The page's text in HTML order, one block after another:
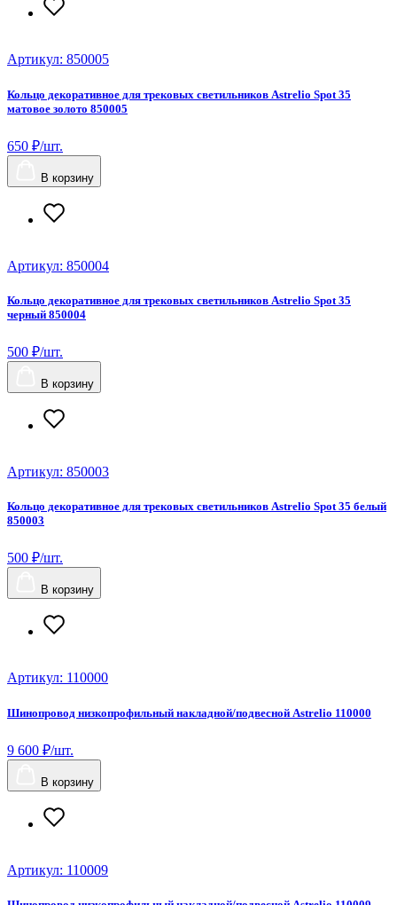
Артикул: 850005
Кольцо декоративное для трековых светильников Astrelio Spot 35
матовое золото 850005
650 ₽/шт.
В корзину
Артикул: 850004
Кольцо декоративное для трековых светильников Astrelio Spot 35
черный 850004
500 ₽/шт.
В корзину
Артикул: 850003
Кольцо декоративное для трековых светильников Astrelio Spot 35 белый
850003
500 ₽/шт.
В корзину
Артикул: 110000
Шинопровод низкопрофильный накладной/подвесной Astrelio 110000
9 600 ₽/шт.
В корзину
Артикул: 110009